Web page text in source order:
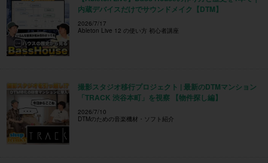
内蔵デバイスだけでサウンドメイク【DTM】
2026/7/17
Ableton Live 12 の使い方 初心者講座
撮影スタジオ移行プロジェクト | 最新のDTMマンション
「TRACK 渋谷本町」を視察 【物件探し編】
2026/7/10
DTMのための音楽機材・ソフト紹介